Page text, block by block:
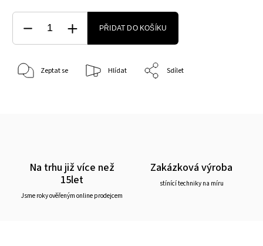
PŘIDAT DO KOŠÍKU
Zeptat se Hlídat Sdílet
Na trhu již více než
15let
Jsme roky ověřeným online prodejcem
Zakázková výroba
stínící techniky na míru